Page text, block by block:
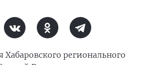
регионального